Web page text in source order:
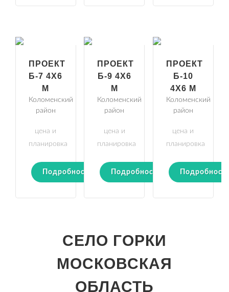
ПРОЕКТ
Б-7 4Х6
М
Коломенский
район
цена и
планировка
Подробности
ПРОЕКТ
Б-9 4Х6
М
Коломенский
район
цена и
планировка
Подробности
ПРОЕКТ
Б-10
4Х6 М
Коломенский
район
цена и
планировка
СЕЛО ГОРКИ
МОСКОВСКАЯ
ОБЛАСТЬ